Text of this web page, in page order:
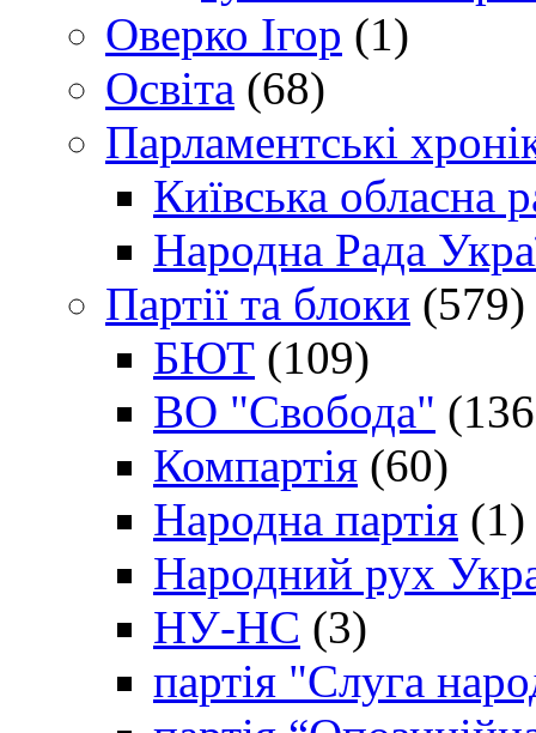
Оверко Ігор (1)
Освіта (68)
Парламентські
Київська обласна
Народна Рада
Партії та блоки (579)
БЮТ (109)
ВО "Свобода"
Компартія (60)
Народна партія (1)
Народний рух
НУ-НС (3)
партія "Слуга